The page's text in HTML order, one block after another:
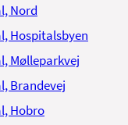
Nord
Hospitalsbyen
Mølleparkvej
Brandevej
Hobro